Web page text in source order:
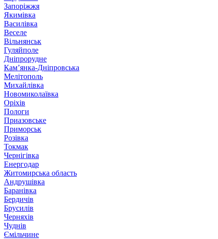
Запоріжжя
Якимівка
Василівка
Веселе
Вільнянськ
Гуляйполе
Дніпрорудне
Кам’янка-Дніпровська
Мелітополь
Михайлівка
Новомиколаївка
Оріхів
Пологи
Приазовське
Приморськ
Розівка
Токмак
Чернігівка
Енергодар
Житомирська область
Андрушівка
Баранівка
Бердичів
Брусилів
Черняхів
Чуднів
Ємільчине